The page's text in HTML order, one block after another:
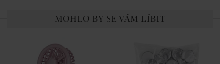
MOHLO BY SE VÁM LÍBIT